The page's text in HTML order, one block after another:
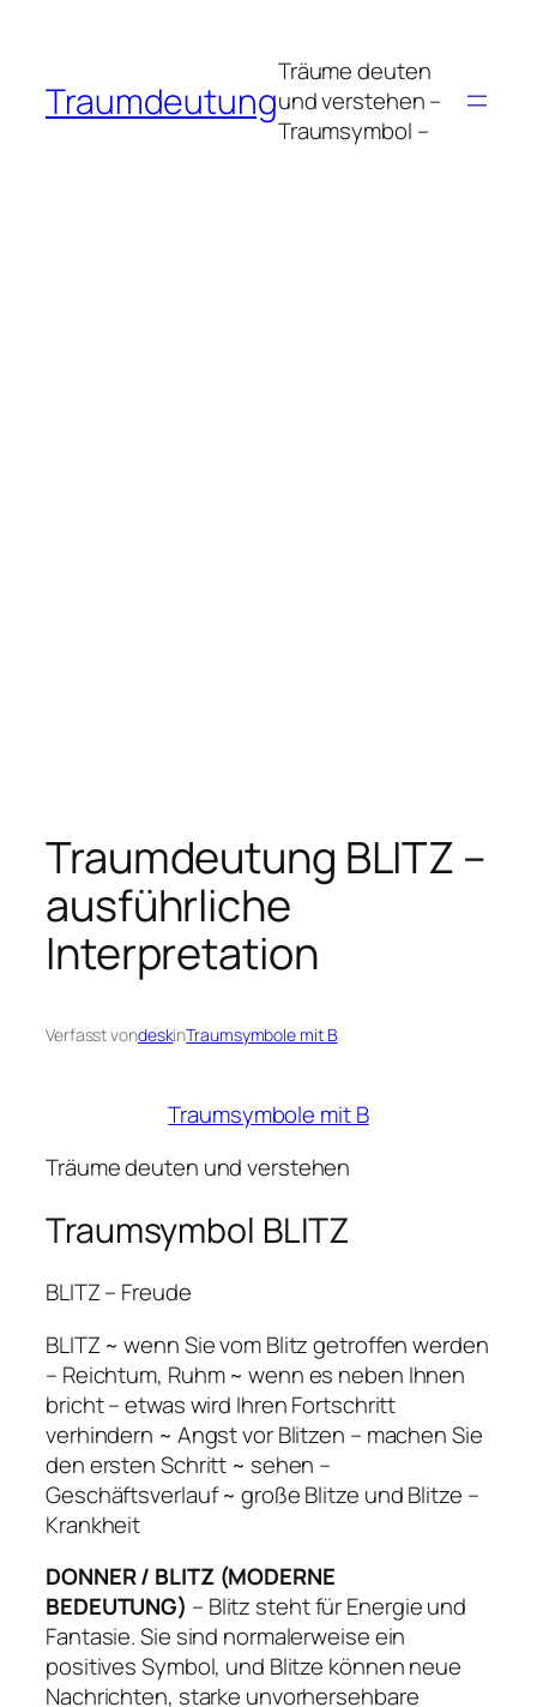
springen
Traumdeutung
Träume deuten
und verstehen –
Traumsymbol –
Traumdeutung BLITZ –
ausführliche
Interpretation
Verfasst vondeskinTraumsymbole mit B
Traumsymbole mit B
Träume deuten und verstehen
Traumsymbol BLITZ
BLITZ – Freude
BLITZ ~ wenn Sie vom Blitz getroffen werden
– Reichtum, Ruhm ~ wenn es neben Ihnen
bricht – etwas wird Ihren Fortschritt
verhindern ~ Angst vor Blitzen – machen Sie
den ersten Schritt ~ sehen –
Geschäftsverlauf ~ große Blitze und Blitze –
Krankheit
DONNER / BLITZ (MODERNE
BEDEUTUNG) – Blitz steht für Energie und
Fantasie. Sie sind normalerweise ein
positives Symbol, und Blitze können neue
Nachrichten, starke unvorhersehbare